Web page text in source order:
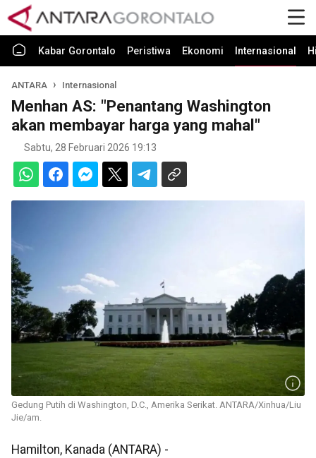
Kabar Gorontalo Peristiwa Ekonomi Internasional
ANTARA Internasional
Menhan AS: "Penantang Washington
akan membayar harga yang mahal"
Sabtu, 28 Februari 2026 19:13
Gedung Putih di Washington, D.C., Amerika Serikat. ANTARA/Xinhua/Liu
Jie/am.
Hamilton, Kanada (ANTARA) -